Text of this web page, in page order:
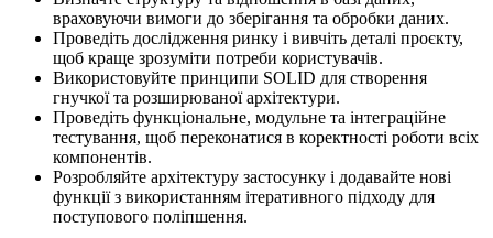
враховуючи вимоги до зберігання та обробки даних.
Проведіть дослідження ринку і вивчіть деталі проєкту,
щоб краще зрозуміти потреби користувачів.
Використовуйте принципи SOLID для створення
гнучкої та розширюваної архітектури.
Проведіть функціональне, модульне та інтеграційне
тестування, щоб переконатися в коректності роботи всіх
компонентів.
Розробляйте архітектуру застосунку і додавайте нові
функції з використанням ітеративного підходу для
поступового поліпшення.